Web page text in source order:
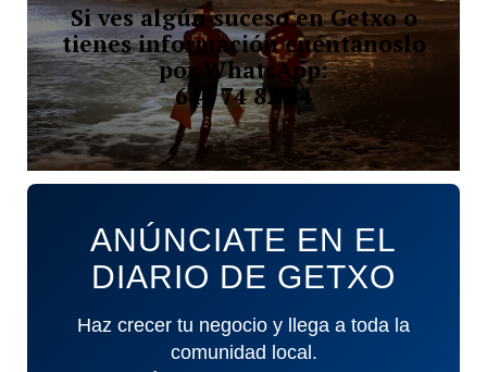
Si ves algún suceso en Getxo o
tienes información cuéntanoslo
por WhatsApp:
644 74 82 84
ANÚNCIATE EN EL
DIARIO DE GETXO
Haz crecer tu negocio y llega a toda la
comunidad local.